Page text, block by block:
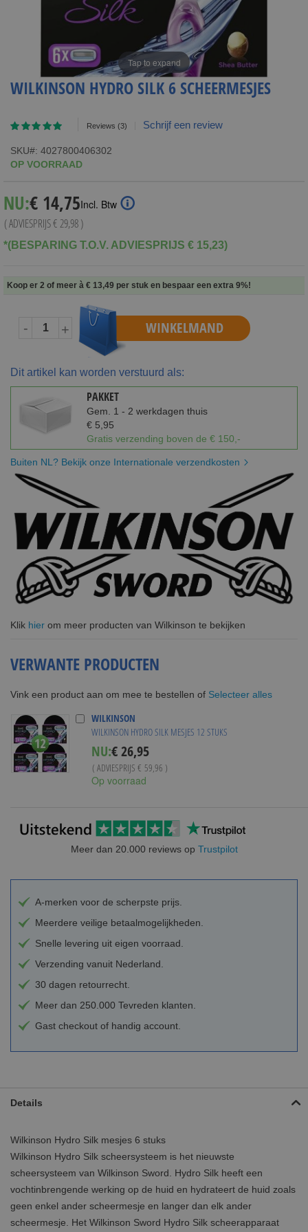
Tap to expand
WILKINSON HYDRO SILK 6 SCHEERMESJES
Waardering:
Reviews (3) Schrijf een review
SKU
4027800406302
OP VOORRAAD
NU: Special
Price
€ 14,75Incl. Btw
( ADVIESPRIJS€ 29,98)
*(BESPARING T.O.V. ADVIESPRIJS € 15,23)
Koop er 2 of meer à € 13,49 per stuk en bespaar een extra 9%!
- + WINKELMAND
Dit artikel kan worden verstuurd als:
PAKKET
Gem. 1 - 2 werkdagen thuis
€ 5,95
Gratis verzending boven de € 150,-
Buiten NL? Bekijk onze Internationale verzendkosten
Klik hier om meer producten van Wilkinson te bekijken
VERWANTE PRODUCTEN
Vink een product aan om mee te bestellen of Selecteer alles
WILKINSON
WILKINSON HYDRO SILK MESJES 12 STUKS
NU:Special
Price
€ 26,95
( ADVIESPRIJS € 59,96 )
Op voorraad
Meer dan 20.000 reviews op Trustpilot
A-merken voor de scherpste prijs.
Meerdere veilige betaalmogelijkheden.
Snelle levering uit eigen voorraad.
Verzending vanuit Nederland.
30 dagen retourrecht.
Meer dan 250.000 Tevreden klanten.
Gast checkout of handig account.
Details
Wilkinson Hydro Silk mesjes 6 stuks
Wilkinson Hydro Silk scheersysteem is het nieuwste
scheersysteem van Wilkinson Sword. Hydro Silk heeft een
vochtinbrengende werking op de huid en hydrateert de huid zoals
geen enkel ander scheermesje en langer dan elk ander
scheermesje. Het Wilkinson Sword Hydro Silk scheerapparaat